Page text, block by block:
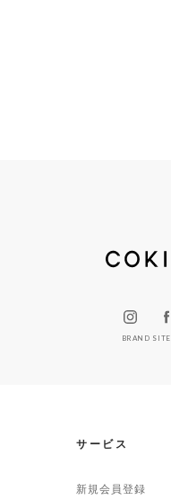
BRAND SITE
サービス
新規会員登録